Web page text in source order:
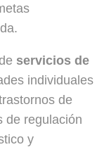
servicios de
individuales
de
de regulación
y